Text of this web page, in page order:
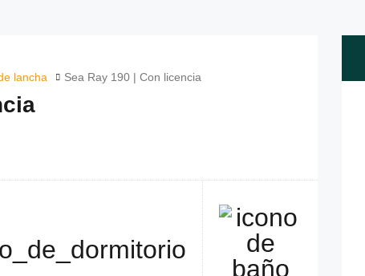
lancha Sea Ray 190 | Con licencia